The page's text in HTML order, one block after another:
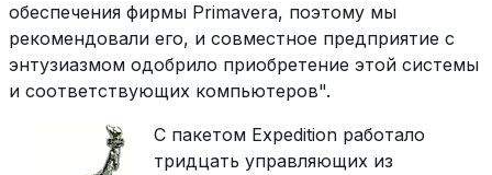
обеспечения фирмы Primavera, поэтому мы
рекомендовали его, и совместное предприятие с
энтузиазмом одобрило приобретение этой системы
и соответствующих компьютеров".
С пакетом Expedition работало
тридцать управляющих из